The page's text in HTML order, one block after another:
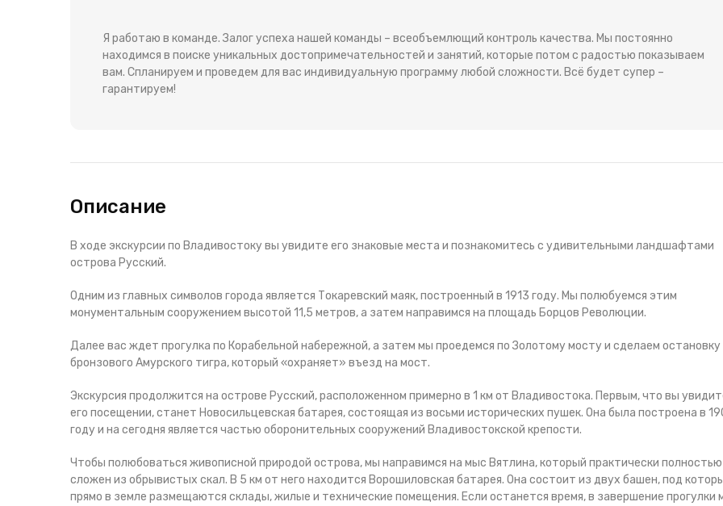
Я работаю в команде. Залог успеха нашей команды – всеобъемлющий контроль качества. Мы постоянно
находимся в поиске уникальных достопримечательностей и занятий, которые потом с радостью показываем
вам. Спланируем и проведем для вас индивидуальную программу любой сложности. Всё будет супер –
гарантируем!
Описание
В ходе экскурсии по Владивостоку вы увидите его знаковые места и познакомитесь с удивительными ландшафтами
острова Русский.
Одним из главных символов города является Токаревский маяк, построенный в 1913 году. Мы полюбуемся этим
монументальным сооружением высотой 11,5 метров, а затем направимся на площадь Борцов Революции.
Далее вас ждет прогулка по Корабельной набережной, а затем мы проедемся по Золотому мосту и сделаем остановку
бронзового Амурского тигра, который «охраняет» въезд на мост.
Экскурсия продолжится на острове Русский, расположенном примерно в 1 км от Владивостока. Первым, что вы
его посещении, станет Новосильцевская батарея, состоящая из восьми исторических пушек. Она была построена в
году и на сегодня является частью оборонительных сооружений Владивостокской крепости.
Чтобы полюбоваться живописной природой острова, мы направимся на мыс Вятлина, который практически полностью
сложен из обрывистых скал. В 5 км от него находится Ворошиловская батарея. Она состоит из двух башен, под
прямо в земле размещаются склады, жилые и технические помещения. Если останется время, в завершение прогулки